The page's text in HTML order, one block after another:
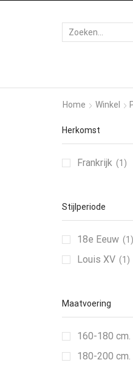
Home Winkel
Herkomst
Frankrijk (1)
Stijlperiode
18e Eeuw (1)
Louis XV (1)
Maatvoering
160-180 cm.
180-200 cm.